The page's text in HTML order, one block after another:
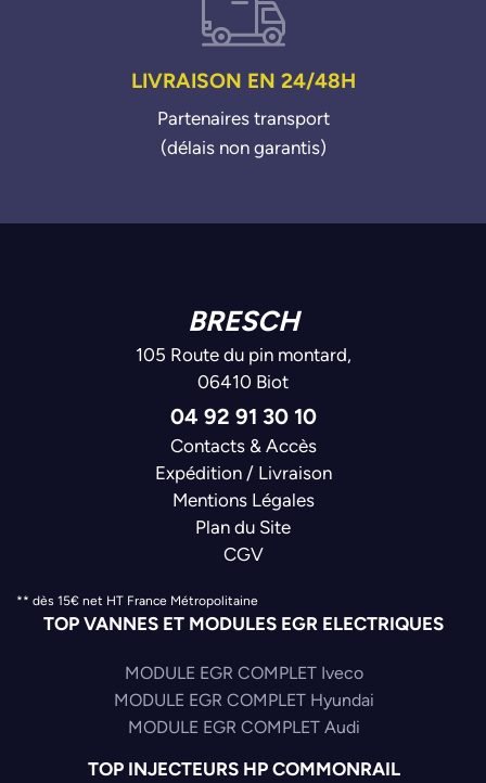
LIVRAISON EN 24/48H
Partenaires transport
(délais non garantis)
BRESCH
105 Route du pin montard,
06410 Biot
04 92 91 30 10
Contacts & Accès
Expédition / Livraison
Mentions Légales
Plan du Site
CGV
** dès 15€ net HT France Métropolitaine
TOP VANNES ET MODULES EGR ELECTRIQUES
MODULE EGR COMPLET Iveco
MODULE EGR COMPLET Hyundai
MODULE EGR COMPLET Audi
TOP INJECTEURS HP COMMONRAIL